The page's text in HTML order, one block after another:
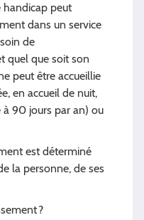
handicap peut
dans un service
de
quel que soit son
peut être accueillie
en accueil de nuit,
90 jours par an) ou
est déterminé
la personne, de ses
?